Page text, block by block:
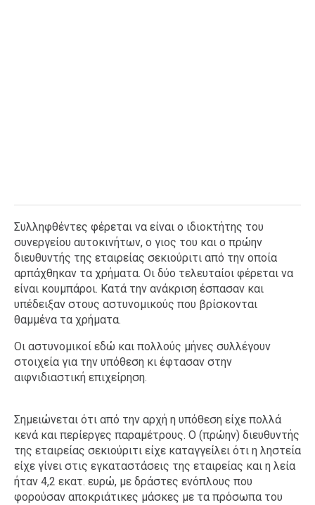
Συλληφθέντες φέρεται να είναι ο ιδιοκτήτης του
συνεργείου αυτοκινήτων, ο γιος του και ο πρώην
διευθυντής της εταιρείας σεκιούριτι από την οποία
αρπάχθηκαν τα χρήματα. Οι δύο τελευταίοι φέρεται να
είναι κουμπάροι. Κατά την ανάκριση έσπασαν και
υπέδειξαν στους αστυνομικούς που βρίσκονται
θαμμένα τα χρήματα.
Οι αστυνομικοί εδώ και πολλούς μήνες συλλέγουν
στοιχεία για την υπόθεση κι έφτασαν στην
αιφνιδιαστική επιχείρηση.
Σημειώνεται ότι από την αρχή η υπόθεση είχε πολλά
κενά και περίεργες παραμέτρους. Ο (πρώην) διευθυντής
της εταιρείας σεκιούριτι είχε καταγγείλει ότι η ληστεία
είχε γίνει στις εγκαταστάσεις της εταιρείας και η λεία
ήταν 4,2 εκατ. ευρώ, με δράστες ενόπλους που
φορούσαν αποκριάτικες μάσκες με τα πρόσωπα του